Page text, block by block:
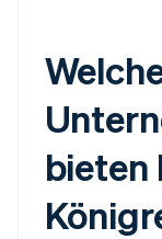
bieten